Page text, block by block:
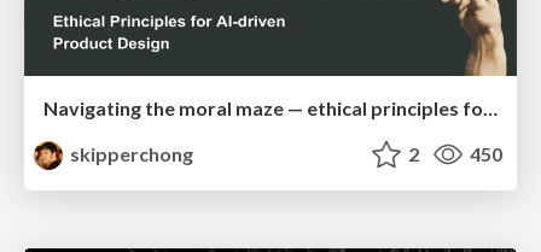
Navigating the moral maze — ethical principles for Al-driven product design
skipperchong
2 450